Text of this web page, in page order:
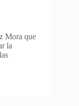
Mora que
la